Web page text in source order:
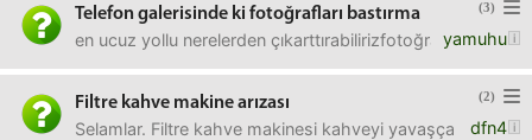
(3)
Telefon galerisinde ki fotoğrafları bastırma
yamuhu
en ucuz yollu nerelerden çıkarttırabilirizfotoğrafçı, media
(2)
Filtre kahve makine arızası
dfn4
Selamlar. Filtre kahve makinesi kahveyi yavaşça damla